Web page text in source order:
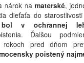
nárok na materské,
dieťaťa do starostlivosti
bol v ochrannej
Ďalšou
rokoch pred dňom
poistený